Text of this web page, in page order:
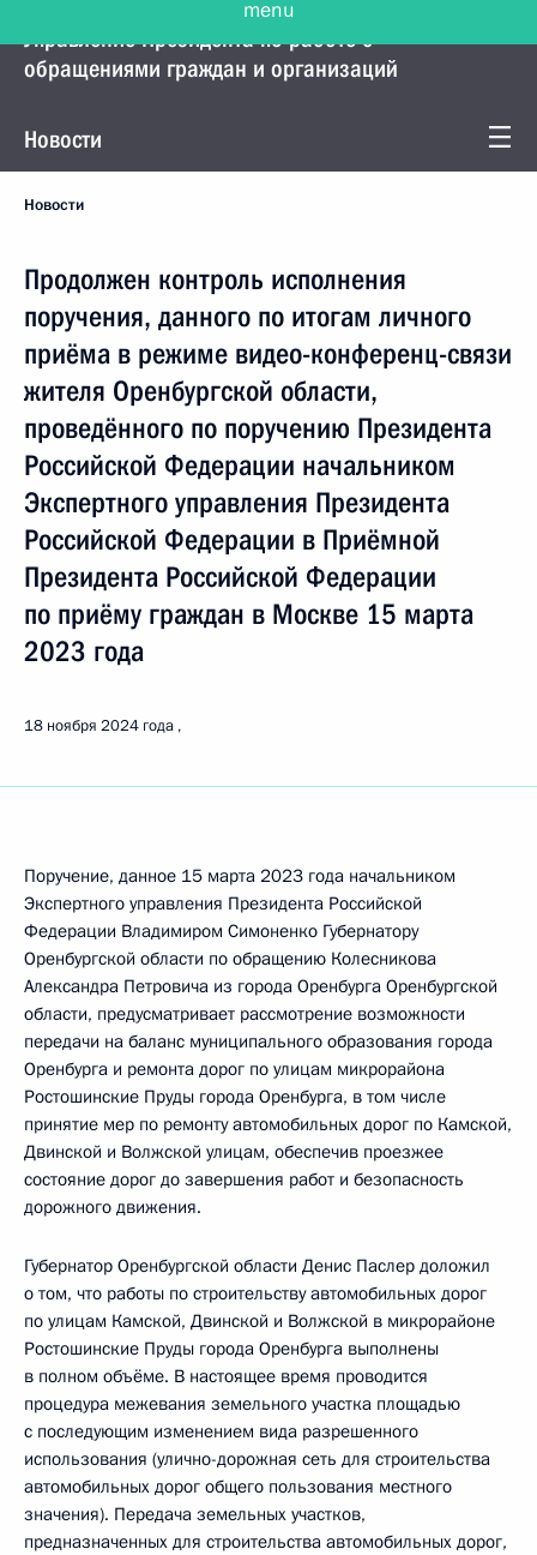
Управление Президента по работе с
обращениями граждан и организаций
Новости
Новости
Продолжен контроль исполнения
поручения, данного по итогам личного
приёма в режиме видео-конференц-связи
жителя Оренбургской области,
проведённого по поручению Президента
Российской Федерации начальником
Экспертного управления Президента
Российской Федерации в Приёмной
Президента Российской Федерации
по приёму граждан в Москве 15 марта
2023 года
18 ноября 2024 года
Поручение, данное 15 марта 2023 года начальником
Экспертного управления Президента Российской
Федерации Владимиром Симоненко Губернатору
Оренбургской области по обращению Колесникова
Александра Петровича из города Оренбурга Оренбургской
области, предусматривает рассмотрение возможности
передачи на баланс муниципального образования города
Оренбурга и ремонта дорог по улицам микрорайона
Ростошинские Пруды города Оренбурга, в том числе
принятие мер по ремонту автомобильных дорог по Камской,
Двинской и Волжской улицам, обеспечив проезжее
состояние дорог до завершения работ и безопасность
дорожного движения.
Губернатор Оренбургской области Денис Паслер доложил
о том, что работы по строительству автомобильных дорог
по улицам Камской, Двинской и Волжской в микрорайоне
Ростошинские Пруды города Оренбурга выполнены
в полном объёме. В настоящее время проводится
процедура межевания земельного участка площадью
с последующим изменением вида разрешенного
использования (улично-дорожная сеть для строительства
автомобильных дорог общего пользования местного
значения). Передача земельных участков,
предназначенных для строительства автомобильных дорог,